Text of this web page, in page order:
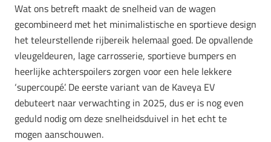
Wat ons betreft maakt de snelheid van de wagen
gecombineerd met het minimalistische en sportieve design
het teleurstellende rijbereik helemaal goed. De opvallende
vleugeldeuren, lage carrosserie, sportieve bumpers en
heerlijke achterspoilers zorgen voor een hele lekkere
‘supercoupé’. De eerste variant van de Kaveya EV
debuteert naar verwachting in 2025, dus er is nog even
geduld nodig om deze snelheidsduivel in het echt te
mogen aanschouwen.